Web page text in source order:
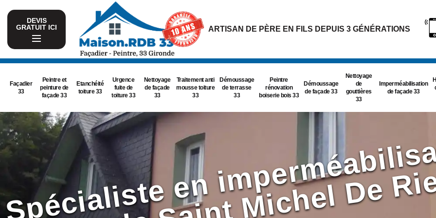
DEVIS
GRATUIT ICI
ARTISAN DE PÈRE EN FILS DEPUIS 3 GÉNÉRATIONS
Façadier
33
Peintre et
peinture de
façade 33
Etanchéité
toiture 33
Urgence
fuite de
toiture 33
Nettoyage
de façade
33
Traitement anti
mousse toiture
33
Démoussage
de terrasse
33
Peintre
rénovation
boiserie bois 33
Démoussage
de façade 33
Nettoyage
de
gouttières
33
Imperméabilisation
de façade 33